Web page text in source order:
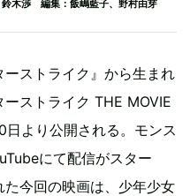
鈴木渉 編集：飯嶋藍子、野村由芽
ストライク』から生まれ
ストライク THE MOVIE
日より公開される。モンス
にて配信がスター
た今回の映画は、少年少女